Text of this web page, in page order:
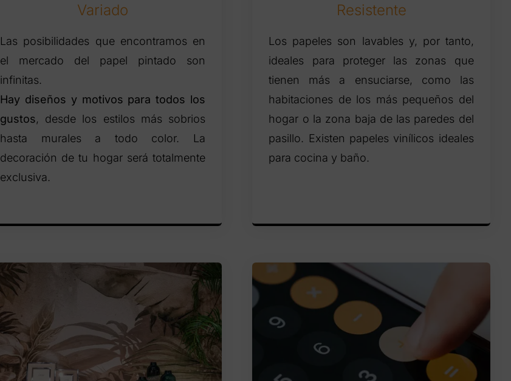
Variado
Las posibilidades que encontramos en
el mercado del papel pintado son
infinitas.
Hay diseños y motivos para todos los
gustos, desde los estilos más sobrios
hasta murales a todo color. La
decoración de tu hogar será totalmente
exclusiva.
Resistente
Los papeles son lavables y, por tanto,
ideales para proteger las zonas que
tienen más a ensuciarse, como las
habitaciones de los más pequeños del
hogar o la zona baja de las paredes del
pasillo. Existen papeles vinílicos ideales
para cocina y baño.